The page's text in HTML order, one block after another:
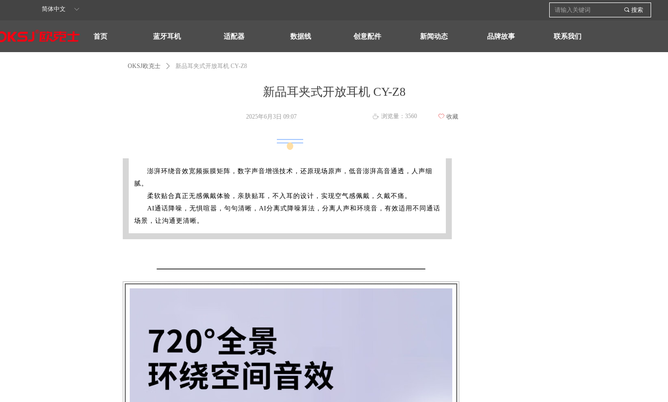
ꀅ
简体中文
首页 蓝牙耳机 适配器 数据线 创意配件 新闻动态 品牌故事 联系我们
끠 搜索
新品耳夹式开放耳机 CY-Z8
OKSJ欧克士 ꄲ 新品耳夹式开放耳机 CY-Z8
澎湃环绕音效宽频振膜矩阵，数字声音增强技术，还原现场原声，低音澎湃高音通透，人声细
腻。
柔软贴合真正无感佩戴体验，亲肤贴耳，不入耳的设计，实现空气感佩戴，久戴不痛。
AI通话降噪，无惧喧嚣，句句清晰，AI分离式降噪算法，分离人声和环境音，有效适用不同通话
场景，让沟通更清晰。
2025年6月3日 09:07 ꄘ 浏览量： 3560 ꄀ 收藏